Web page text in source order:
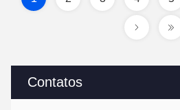
Contatos